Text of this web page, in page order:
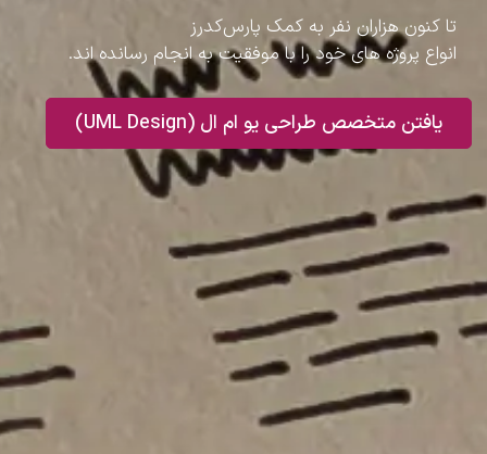
تا کنون هزاران نفر به کمک پارس‌کدرز
انواع پروژه های خود را با موفقیت به انجام رسانده اند.
یافتن متخصص طراحی یو ام ال (UML Design)